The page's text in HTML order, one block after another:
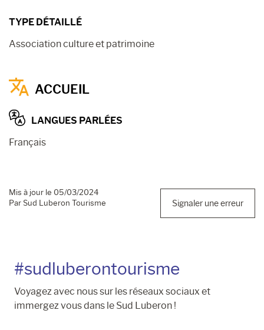
TYPE DÉTAILLÉ
Association culture et patrimoine
ACCUEIL
LANGUES PARLÉES
Français
Mis à jour le 05/03/2024
Par Sud Luberon Tourisme
Signaler une erreur
#sudluberontourisme
Voyagez avec nous sur les réseaux sociaux et
immergez vous dans le Sud Luberon !